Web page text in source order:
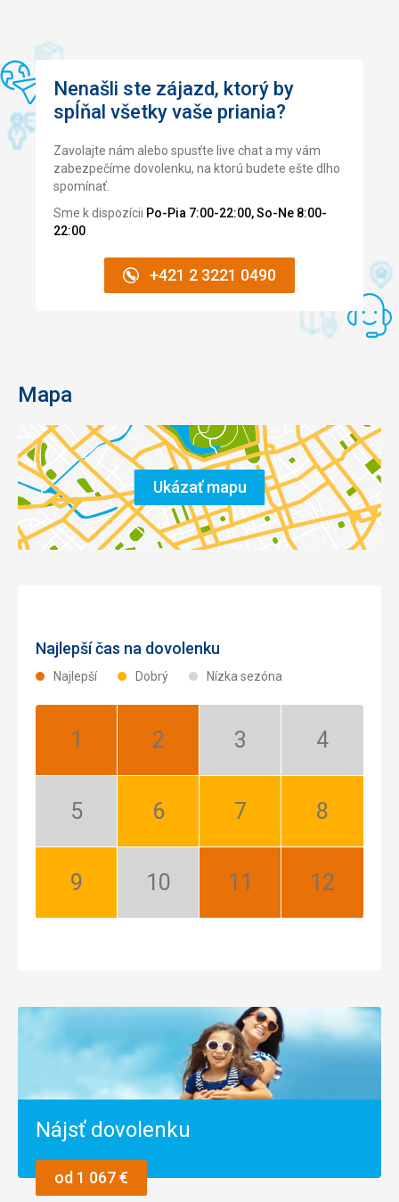
Nenašli ste zájazd, ktorý by
spĺňal všetky vaše priania?
Zavolajte nám alebo spusťte live chat a my vám
zabezpečíme dovolenku, na ktorú budete ešte dlho
spomínať.
Sme k dispozícii Po-Pia 7:00-22:00, So-Ne 8:00-
22:00
+421 2 3221 0490
Mapa
Ukázať mapu
Najlepší čas na dovolenku
Najlepší Dobrý Nízka sezóna
Január:
Február:
Marec:
Apríl:
Máj:
Jún:
Júl:
August:
September:
Október:
November:
December:
Nájsť dovolenku
od 1 067 €